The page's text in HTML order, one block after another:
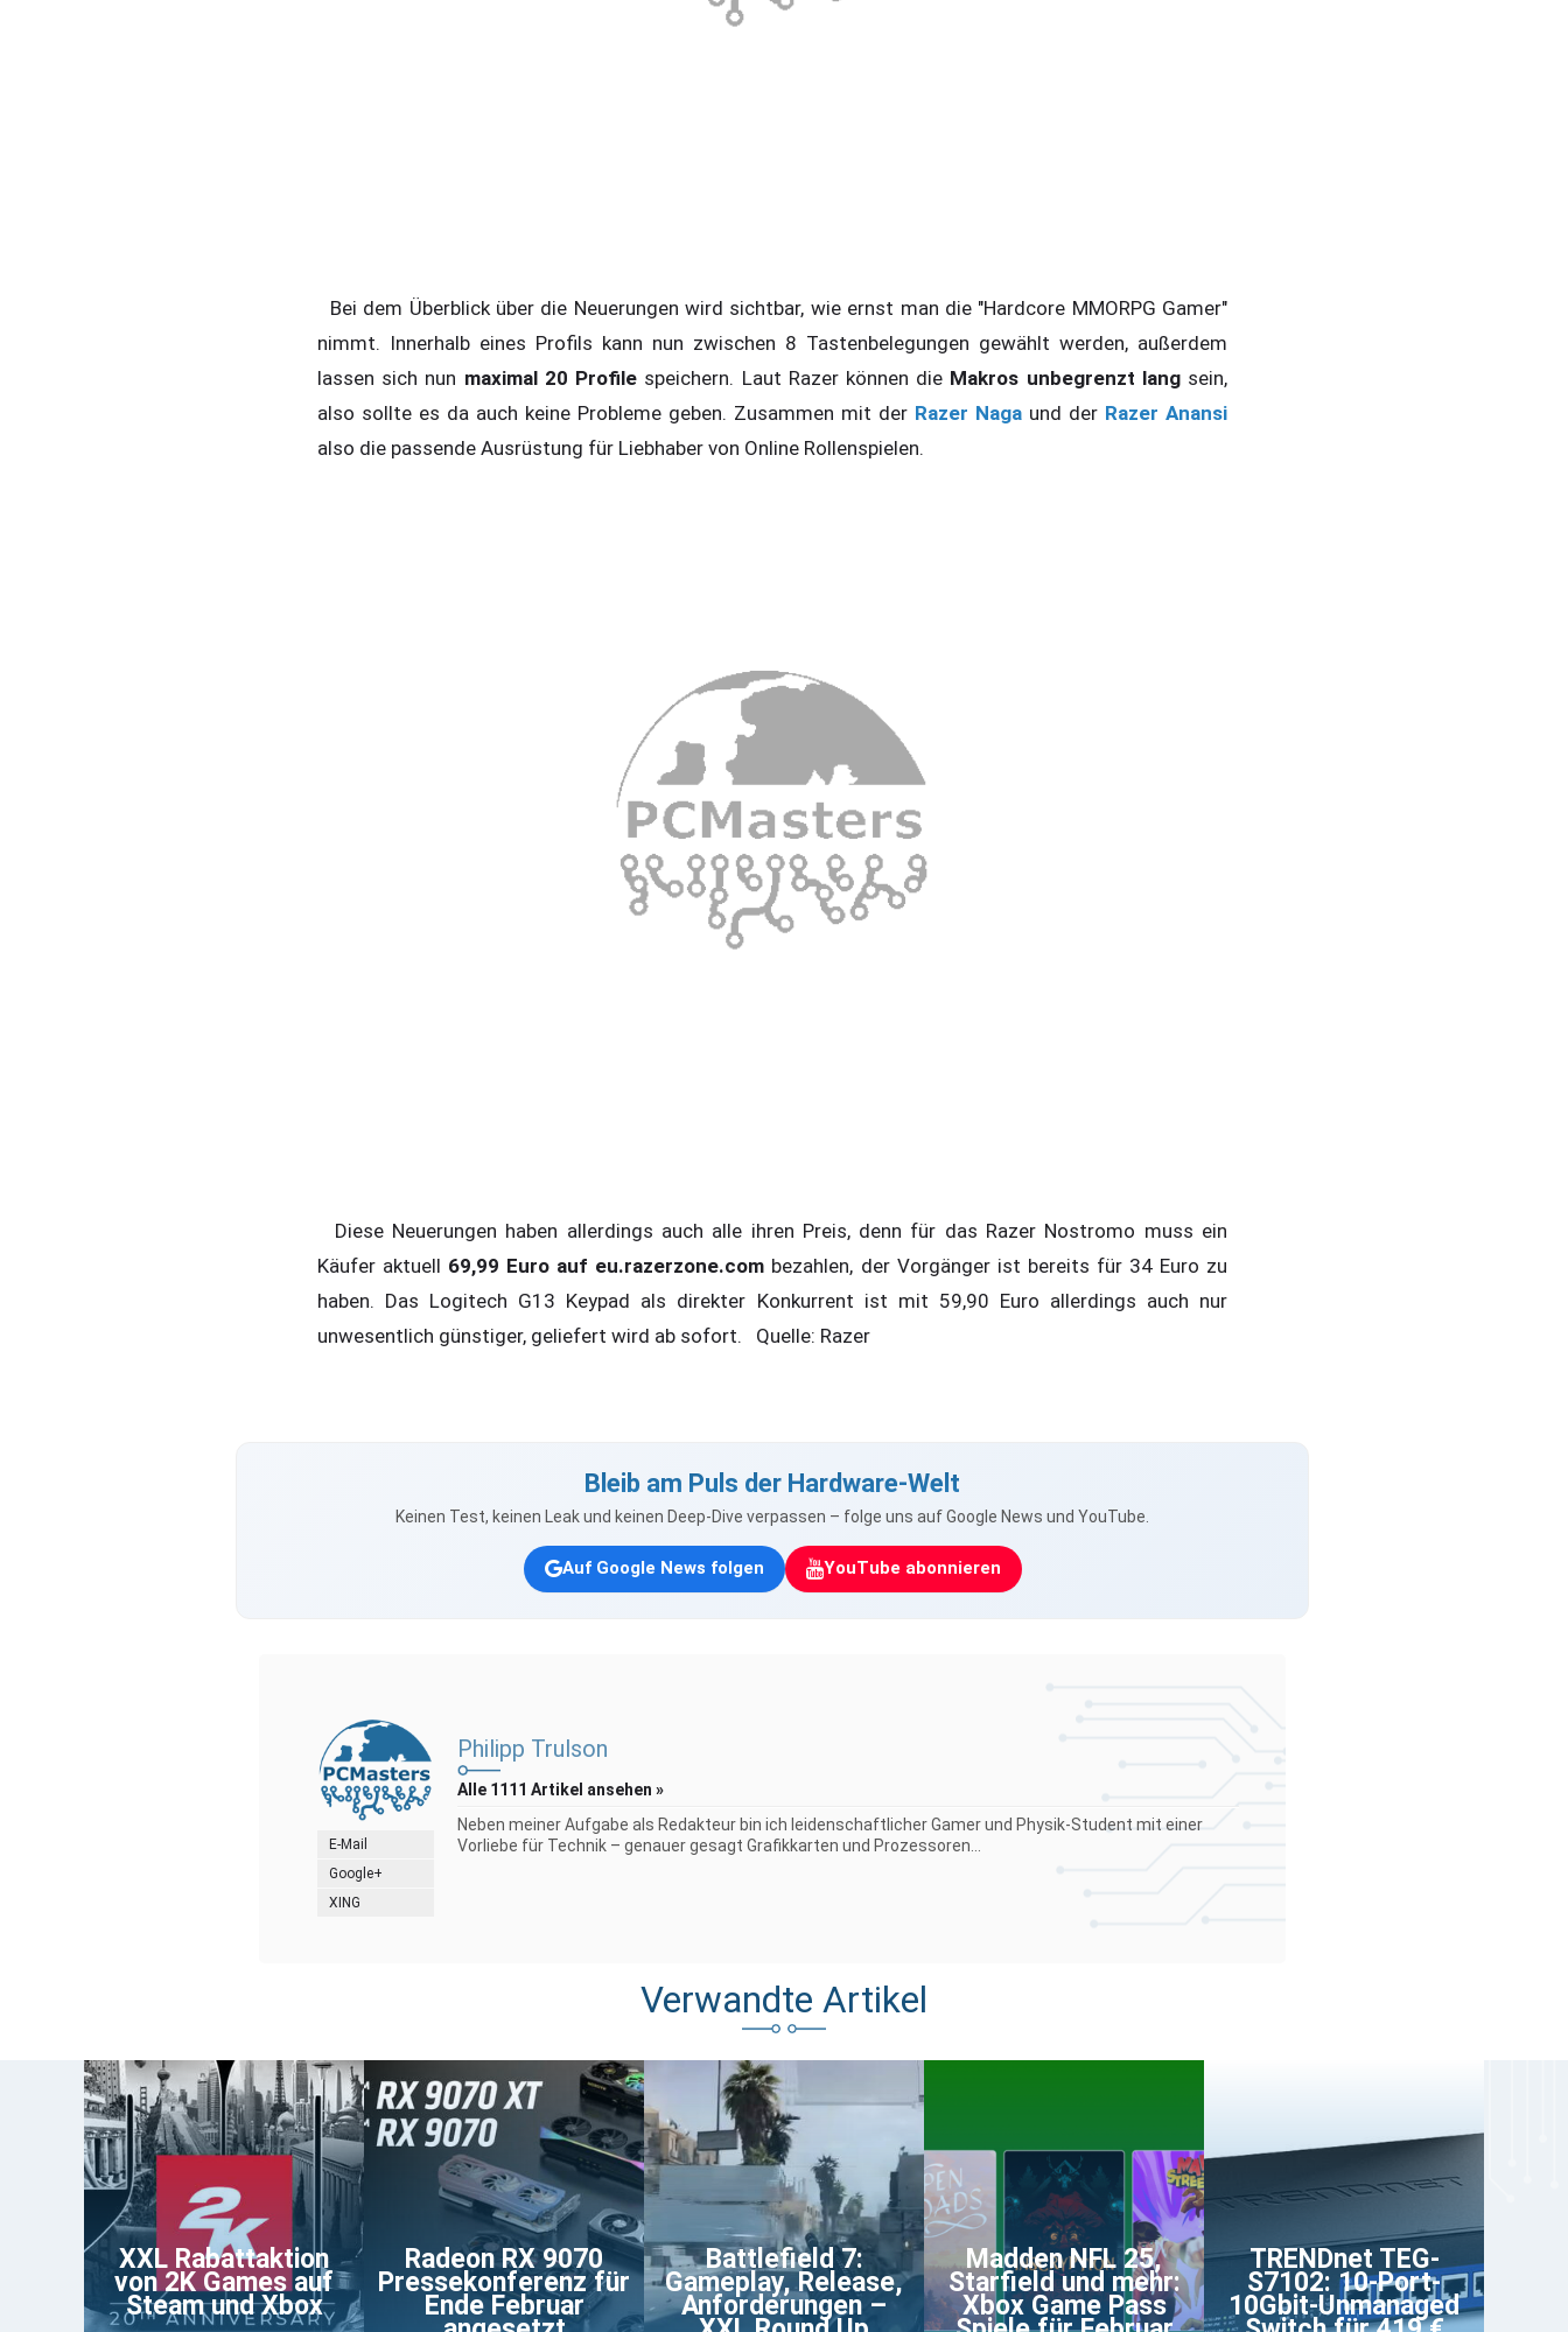
Bei dem Überblick über die Neuerungen wird sichtbar, wie ernst man die "Hardcore MMORPG Gamer"
nimmt. Innerhalb eines Profils kann nun zwischen 8 Tastenbelegungen gewählt werden, außerdem
lassen sich nun maximal 20 Profile speichern. Laut Razer können die Makros unbegrenzt langsein,
also sollte es da auch keine Probleme geben. Zusammen mit der Razer Naga und der Razer Anansi
also die passende Ausrüstung für Liebhaber von Online Rollenspielen.
Diese Neuerungen haben allerdings auch alle ihren Preis, denn für das Razer Nostromo muss ein
Käufer aktuell 69,99 Euro auf eu.razerzone.com bezahlen, der Vorgänger ist bereits für 34 Euro zu
haben. Das Logitech G13 Keypad als direkter Konkurrent ist mit 59,90 Euro allerdings auch nur
unwesentlich günstiger, geliefert wird ab sofort. Quelle: Razer
Bleib am Puls der Hardware-Welt
Keinen Test, keinen Leak und keinen Deep-Dive verpassen – folge uns auf Google News und YouTube.
Auf Google News folgen YouTube abonnieren
E-Mail
Google+
XING
Philipp Trulson
Alle 1111 Artikel ansehen »
Neben meiner Aufgabe als Redakteur bin ich leidenschaftlicher Gamer und Physik-Student mit einer
Vorliebe für Technik – genauer gesagt Grafikkarten und Prozessoren...
Verwandte Artikel
XXL Rabattaktion
von 2K Games auf
Steam und Xbox
Radeon RX 9070
Pressekonferenz für
Ende Februar
Battlefield 7:
Gameplay, Release,
Anforderungen –
Madden NFL 25,
Starfield und mehr:
Xbox Game Pass
TRENDnet TEG-
S7102: 10-Port-
10Gbit-Unmanaged